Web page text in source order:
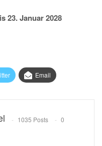
23. Januar 2028
Email
1035 Posts
0